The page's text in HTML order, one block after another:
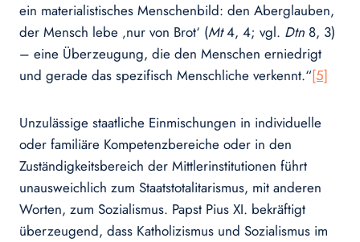
ein materialistisches Menschenbild: den Aberglauben,
der Mensch lebe ‚nur von Brot‘ (Mt4, 4; vgl. Dtn 8, 3)
– eine Überzeugung, die den Menschen erniedrigt
und gerade das spezifisch Menschliche verkennt.“[5]
Unzulässige staatliche Einmischungen in individuelle
oder familiäre Kompetenzbereiche oder in den
Zuständigkeitsbereich der Mittlerinstitutionen führt
unausweichlich zum Staatstotalitarismus, mit anderen
Worten, zum Sozialismus. Papst Pius XI. bekräftigt
überzeugend, dass Katholizismus und Sozialismus im